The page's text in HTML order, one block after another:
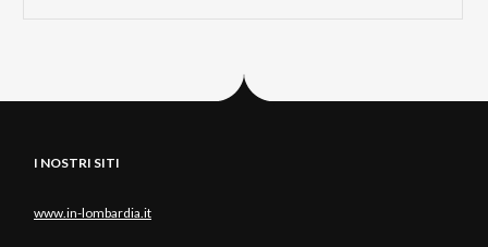
I NOSTRI SITI
www.in-lombardia.it